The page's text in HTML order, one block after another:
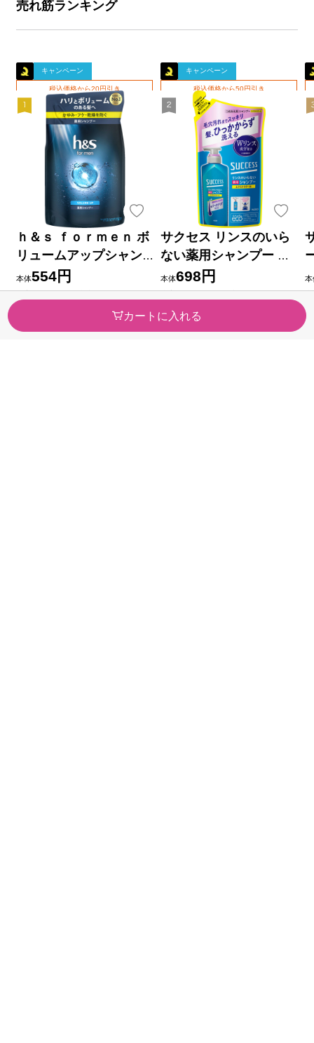
カートに入れる
売れ筋ランキング
キャンペーン
税込価格から20円引き
ｈ＆ｓ ｆｏｒｍｅｎ ボ
リュームアップシャン
プー詰替 ３００ｍｌ Ｐ
＆Ｇジャパン (医薬部外
本体554円
税率10％ 609円（税込）
今すぐのご注文で最短今日(20
26/08/08)届きます
キャンペーン
税込価格から50円引き
サクセス リンスのいら
ない薬用シャンプー ス
ムームウォッシュ エク
ストラクール つめかえ
用 ３２０ｍｌ 花王 (医
薬部外品)
本体698円
税率10％ 767円（税込）
今すぐのご注文で最短今日(20
26/08/08)届きます
本
税